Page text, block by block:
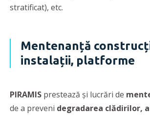
stratificat), etc.
Mentenanță
instalații, platforme
PIRAMIS prestează și lucrări de
de a preveni degradarea clădirilor,